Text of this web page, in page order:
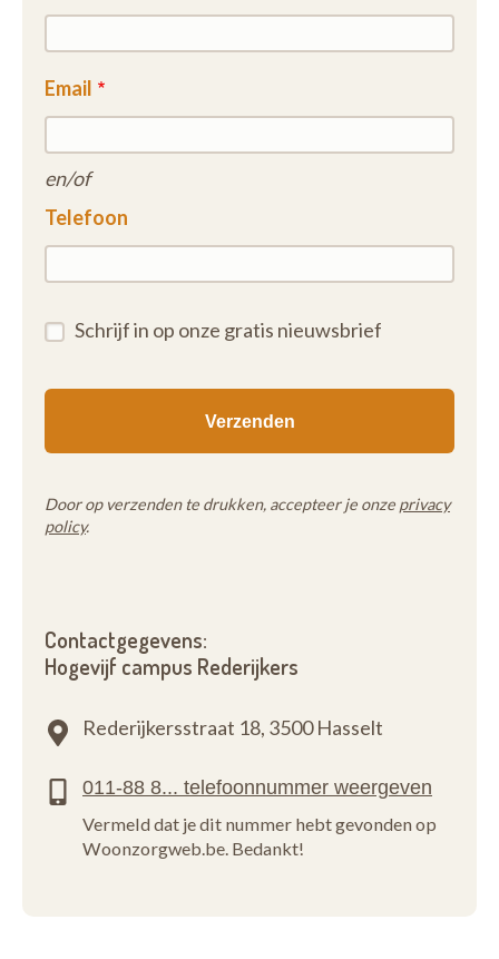
Email
en/of
Telefoon
Schrijf in op onze gratis nieuwsbrief
Door op verzenden te drukken, accepteer je onze privacy
policy.
Contactgegevens:
Hogevijf campus Rederijkers
Rederijkersstraat 18, 3500 Hasselt
Vermeld dat je dit nummer hebt gevonden op
Woonzorgweb.be. Bedankt!